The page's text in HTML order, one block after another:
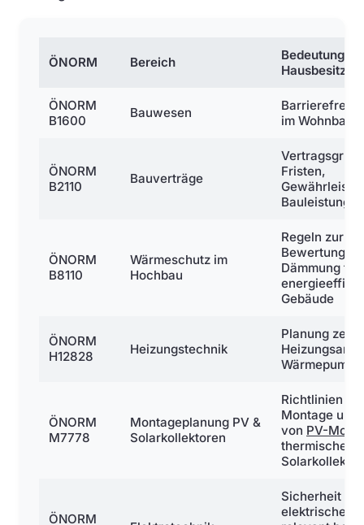
ÖNORM Bereich
Bedeutung
Hausbesitzer
ÖNORM
B1600
Bauwesen
im Wohnbau
ÖNORM
B2110
Bauverträge
Fristen,
Bauleistungen
ÖNORM
B8110
Wärmeschutz im
Hochbau
Regeln zur
Bewertung
Dämmung für
Gebäude
ÖNORM
H12828
Heizungstechnik
Planung
ÖNORM
M7778
Montageplanung PV &
Solarkollektoren
Richtlinien zur
Montage und
von PV-
thermischen
ÖNORM
Sicherheit
elektrischer